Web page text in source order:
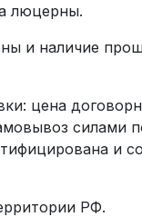
люцерны.
и наличие
цена
силами
и
РФ.